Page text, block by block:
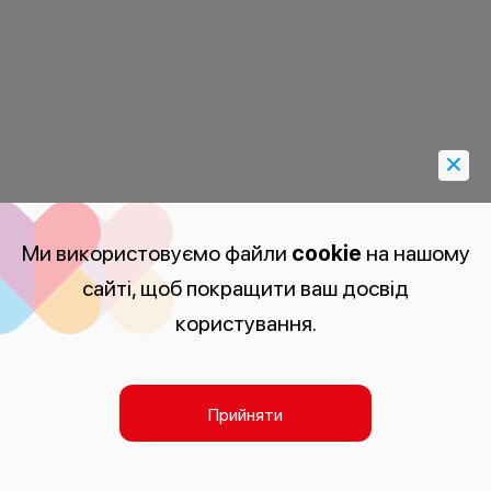
Ми використовуємо файли cookie на нашому
сайті, щоб покращити ваш досвід
користування.
Прийняти